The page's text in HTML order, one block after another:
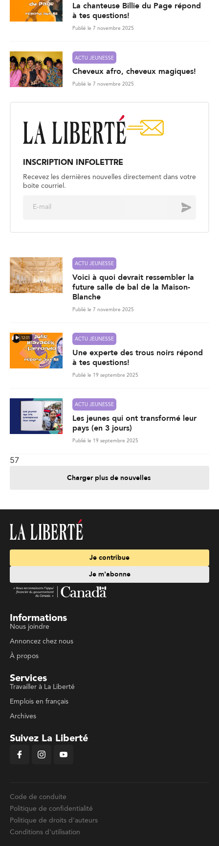
La chanteuse Billie du Page répond
à tes questions!
Publié le 7 novembre 2025
ACTU JEUNESSE
Cheveux afro, cheveux magiques!
Publié le 7 novembre 2025
INSCRIPTION INFOLETTRE
Recevez les dernières nouvelles directement dans votre
boite courriel.
Envoyer
ACTU JEUNESSE
Voici à quoi devrait ressembler la
future salle de bal de la Maison-
Blanche
Publié le 7 novembre 2025
12:01 ACTU JEUNESSE
Une experte des trous noirs répond
à tes questions!
Publié le 19 septembre 2025
ACTU JEUNESSE
Les jeunes qui ont transformé leur
pays (en 3 jours)
Publié le 19 septembre 2025
57
Charger plus de nouvelles
Je contribue
Je m'abonne
Informations
Nous joindre
Annoncez chez nous
À propos
Services
Travailler à La Liberté
Emplois en français
Archives
Suivez La Liberté
Code de conduite
Politique de confidentialité
Politique de droits d'auteurs
Conditions d'utilisation